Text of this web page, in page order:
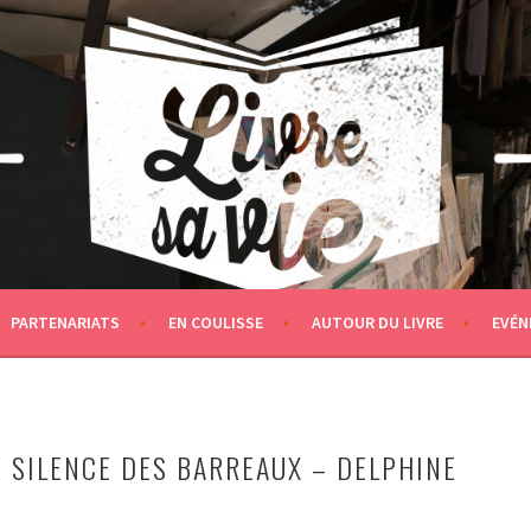
PARTENARIATS EN COULISSE AUTOUR DU LIVRE
DES BARREAUX – DELPHINE